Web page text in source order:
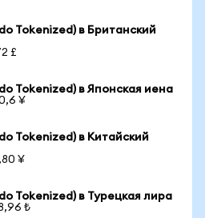
Tokenized) в Британский
£
Tokenized) в Японская иена
¥
Tokenized) в Китайский
¥
Tokenized) в Турецкая лира
₺